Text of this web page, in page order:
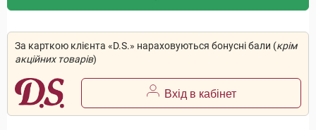
За карткою клієнта «D.S.» нараховуються бонусні бали (крім
акційних товарів)
Вхід в кабінет